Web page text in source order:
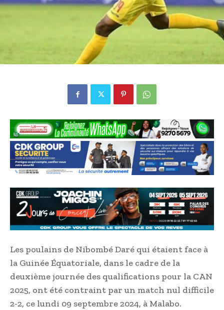
Les poulains de Nibombé Daré qui étaient face à
la Guinée Équatoriale, dans le cadre de la
deuxième journée des qualifications pour la CAN
2025, ont été contraint par un match nul difficile
2-2, ce lundi 09 septembre 2024, à Malabo.